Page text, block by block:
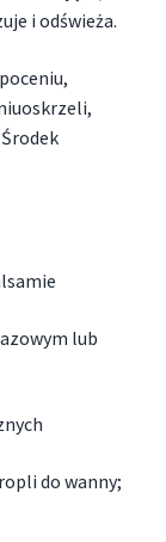
i odświeża.
lub
do wanny;